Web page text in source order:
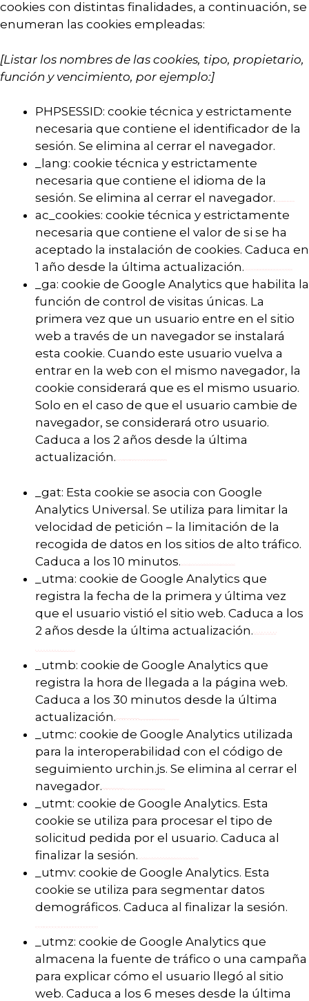
cookies con distintas finalidades, a continuación, se
enumeran las cookies empleadas:
[Listar los nombres de las cookies, tipo, propietario,
función y vencimiento, por ejemplo:]
PHPSESSID: cookie técnica y estrictamente
necesaria que contiene el identificador de la
sesión. Se elimina al cerrar el navegador.
_lang: cookie técnica y estrictamente
necesaria que contiene el idioma de la
sesión. Se elimina al cerrar el navegador.
ac_cookies: cookie técnica y estrictamente
necesaria que contiene el valor de si se ha
aceptado la instalación de cookies. Caduca en
1 año desde la última actualización.
_ga: cookie de Google Analytics que habilita la
función de control de visitas únicas. La
primera vez que un usuario entre en el sitio
web a través de un navegador se instalará
esta cookie. Cuando este usuario vuelva a
entrar en la web con el mismo navegador, la
cookie considerará que es el mismo usuario.
Solo en el caso de que el usuario cambie de
navegador, se considerará otro usuario.
Caduca a los 2 años desde la última
actualización.
_gat: Esta cookie se asocia con Google
Analytics Universal. Se utiliza para limitar la
velocidad de petición – la limitación de la
recogida de datos en los sitios de alto tráfico.
Caduca a los 10 minutos.
_utma: cookie de Google Analytics que
registra la fecha de la primera y última vez
que el usuario vistió el sitio web. Caduca a los
2 años desde la última actualización.
_utmb: cookie de Google Analytics que
registra la hora de llegada a la página web.
Caduca a los 30 minutos desde la última
actualización.
_utmc: cookie de Google Analytics utilizada
para la interoperabilidad con el código de
seguimiento urchin.js. Se elimina al cerrar el
navegador.
_utmt: cookie de Google Analytics. Esta
cookie se utiliza para procesar el tipo de
solicitud pedida por el usuario. Caduca al
finalizar la sesión.
_utmv: cookie de Google Analytics. Esta
cookie se utiliza para segmentar datos
demográficos. Caduca al finalizar la sesión.
_utmz: cookie de Google Analytics que
almacena la fuente de tráfico o una campaña
para explicar cómo el usuario llegó al sitio
web. Caduca a los 6 meses desde la última